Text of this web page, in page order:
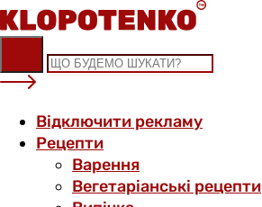
Skip
to
content
Відключити рекламу
Рецепти
Варення
Вегетаріанські рецепти